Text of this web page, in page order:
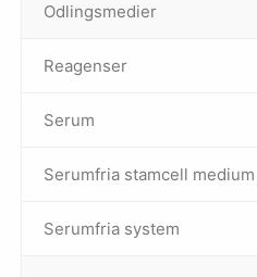
Odlingsmedier
Reagenser
Serum
Serumfria stamcell medium
Serumfria system